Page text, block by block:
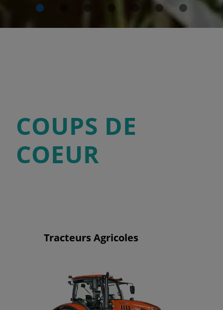
COUPS DE
COEUR
Tracteurs Agricoles